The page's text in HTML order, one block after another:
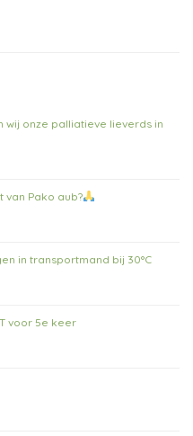
onze palliatieve lieverds in
Pako aub?
in transportmand bij 30°C
voor 5e keer